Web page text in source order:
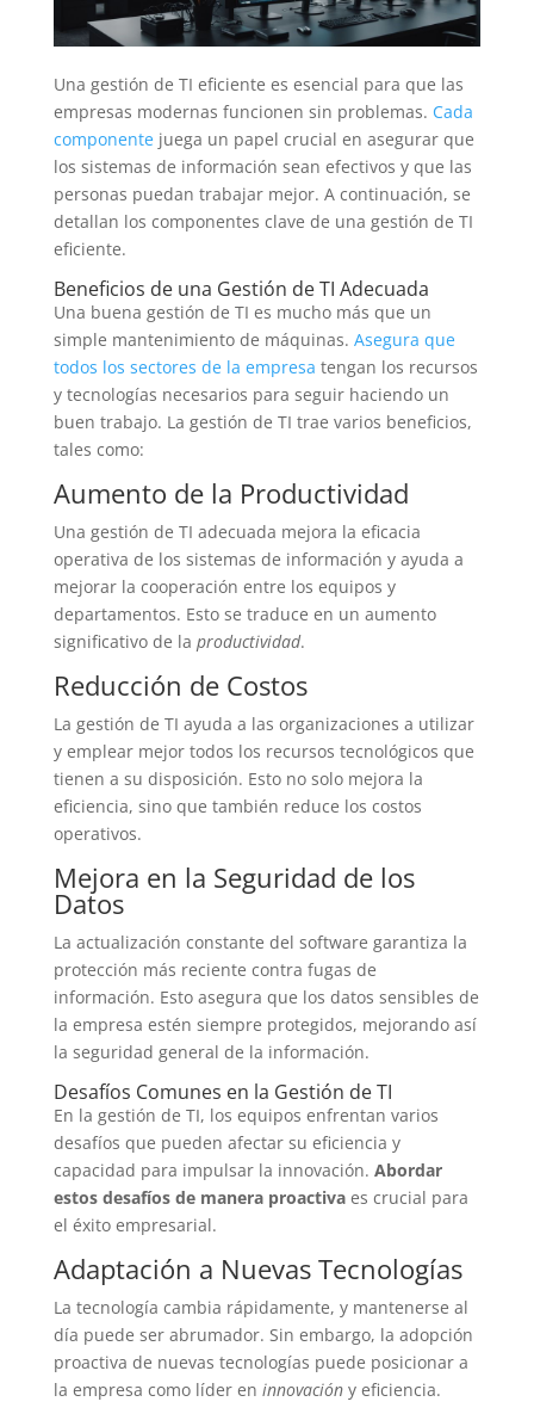
Una gestión de TI eficiente es esencial para que las
empresas modernas funcionen sin problemas. Cada
componentejuega un papel crucial en asegurar que
los sistemas de información sean efectivos y que las
personas puedan trabajar mejor. A continuación, se
detallan los componentes clave de una gestión de TI
eficiente.
Beneficios de una Gestión de TI Adecuada
Una buena gestión de TI es mucho más que un
simple mantenimiento de máquinas. Asegura que
todos los sectores de la empresa tengan los recursos
y tecnologías necesarios para seguir haciendo un
buen trabajo. La gestión de TI trae varios beneficios,
tales como:
Aumento de la Productividad
Una gestión de TI adecuada mejora la eficacia
operativa de los sistemas de información y ayuda a
mejorar la cooperación entre los equipos y
departamentos. Esto se traduce en un aumento
significativo de la productividad.
Reducción de Costos
La gestión de TI ayuda a las organizaciones a utilizar
y emplear mejor todos los recursos tecnológicos que
tienen a su disposición. Esto no solo mejora la
eficiencia, sino que también reduce los costos
operativos.
Mejora en la Seguridad de los
Datos
La actualización constante del software garantiza la
protección más reciente contra fugas de
información. Esto asegura que los datos sensibles de
la empresa estén siempre protegidos, mejorando así
la seguridad general de la información.
Desafíos Comunes en la Gestión de TI
En la gestión de TI, los equipos enfrentan varios
desafíos que pueden afectar su eficiencia y
capacidad para impulsar la innovación. Abordar
estos desafíos de manera proactivaes crucial para
el éxito empresarial.
Adaptación a Nuevas Tecnologías
La tecnología cambia rápidamente, y mantenerse al
día puede ser abrumador. Sin embargo, la adopción
proactiva de nuevas tecnologías puede posicionar a
la empresa como líder en innovacióny eficiencia.